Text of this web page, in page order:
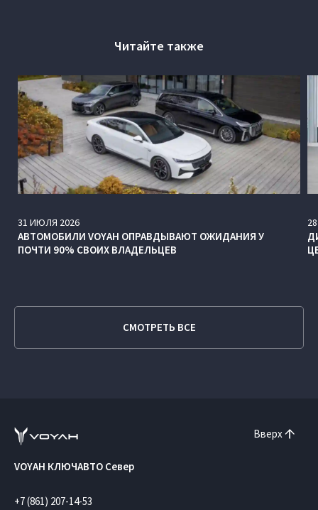
Читайте также
31 ИЮЛЯ 2026
АВТОМОБИЛИ VOYAH ОПРАВДЫВАЮТ ОЖИДАНИЯ У
ПОЧТИ 90% СВОИХ ВЛАДЕЛЬЦЕВ
28
СМОТРЕТЬ ВСЕ
Вверх
VOYAH КЛЮЧАВТО Север
+7 (861) 207-14-53